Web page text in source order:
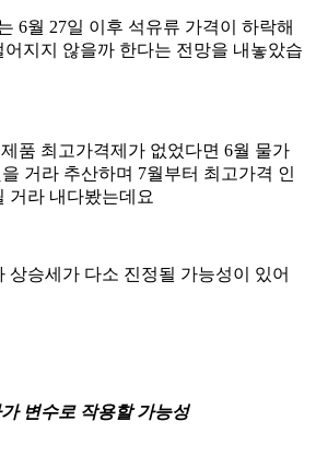
6월 27일 이후 석유류 가격이 하락해
지지 않을까 한다는 전망을 내놓았습
품 최고가격제가 없었다면 6월 물가
거라 추산하며 7월부터 최고가격 인
거라 내다봤는데요
상승세가 다소 진정될 가능성이 있어
변수로 작용할 가능성